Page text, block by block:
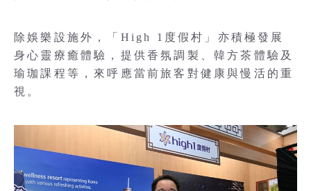
除娛樂設施外，「High 1度假村」亦積極發展
身心靈療癒體驗，提供香氛調製、韓方茶體驗及
瑜珈課程等，來呼應當前旅客對健康與慢活的重
視。